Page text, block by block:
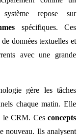
repose sur
spécifiques. Ces
données textuelles et
avec une grande
gère les tâches
chaque matin. Elle
le CRM. Ces concepts
nouveau. Ils analysent